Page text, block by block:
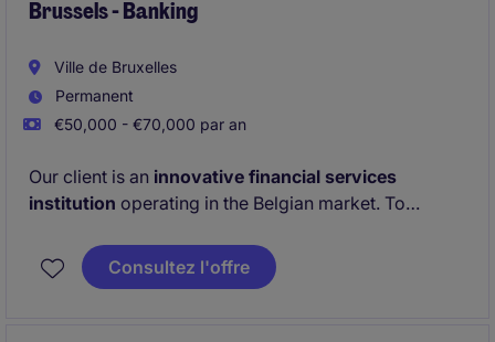
Brussels - Banking
Ville de Bruxelles
Permanent
€50,000 - €70,000 par an
Our client is an innovative financial services
institution operating in the Belgian market. To
looking for a
Business Support & Operations
Specialist.
Consultez l'offre